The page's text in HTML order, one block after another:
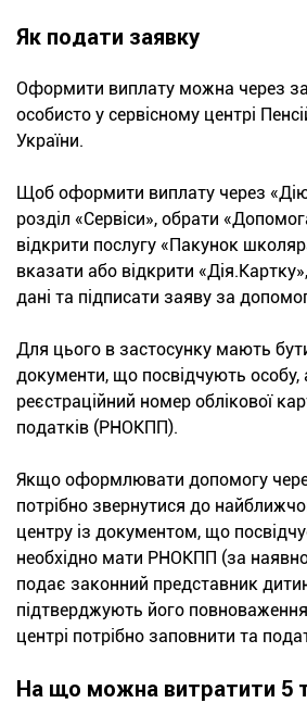
Як подати заявку
Оформити виплату можна через
особисто у сервісному центрі
України.
Щоб оформити виплату через
розділ «Сервіси», обрати
відкрити послугу «Пакунок
вказати або відкрити
дані та підписати заяву за
Для цього в застосунку мають
документи, що посвідчують особу,
реєстраційний номер облікової
податків (РНОКПП).
Якщо оформлювати допомогу
потрібно звернутися до
центру із документом, що
необхідно мати РНОКПП (за
подає законний представник
підтверджують його
центрі потрібно заповнити та
На що можна витратити 5